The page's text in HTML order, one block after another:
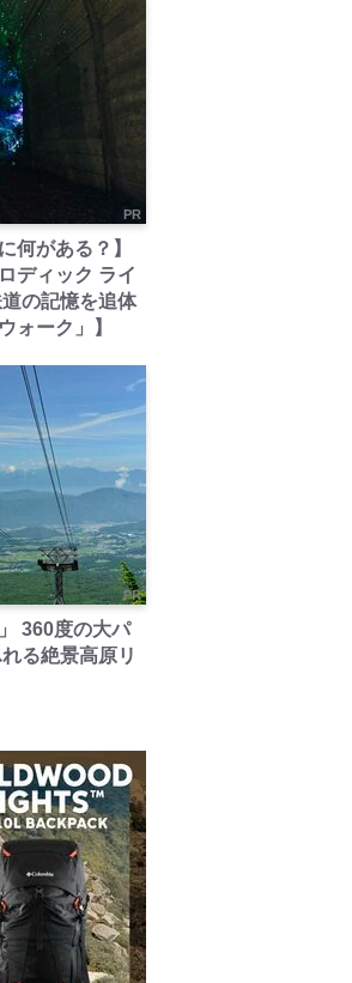
PR
何がある？】
ディック ライ
の記憶を追体
ォーク」】
PR
360度の大パ
る絶景高原リ